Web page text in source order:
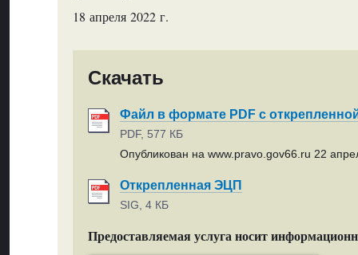
18 апреля 2022 г.
Скачать
Файл в формате PDF с
PDF, 577 КБ
Опубликован на www.pravo.gov66.ru 22
Открепленная ЭЦП
SIG, 4 КБ
Предоставляемая услуга носит